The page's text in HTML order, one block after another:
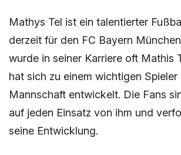
Mathys Tel ist ein talentierter
derzeit für den FC Bayern
wurde in seiner Karriere oft Mathis
hat sich zu einem wichtigen Spieler
Mannschaft entwickelt. Die Fans
auf jeden Einsatz von ihm und
seine Entwicklung.